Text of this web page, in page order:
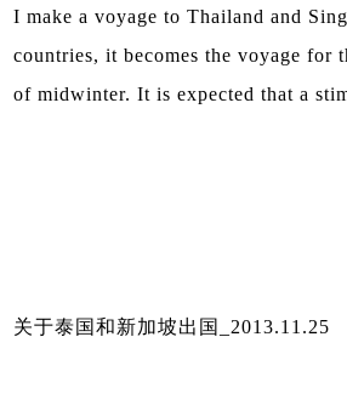
I make a voyage to Thailand and
countries, it becomes the voyage for
of midwinter. It is expected that a
关于泰国和新加坡出国_2013.11.25